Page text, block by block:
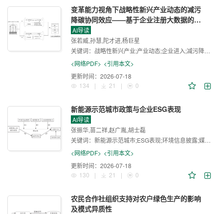
变革能力视角下战略性新兴产业动态的减污
降碳协同效应——基于企业注册大数据的证
据
AI导读
张若威,孙慧,陀才进,杨巨星
关键词： 战略性新兴产业;产业动态;企业进入;减污降碳协同;变革能力
<网络PDF> <引用本文>
更新时间： 2026-07-18
134
| 21 | 0
新能源示范城市政策与企业ESG表现
AI导读
张振华,苗二祥,赵广胤,胡士磊
关键词： 新能源示范城市;ESG表现;环境信息披露;媒体监督;企业创新能力;融资约束
<网络PDF> <引用本文>
更新时间： 2026-07-18
130
| 21 | 0
农民合作社组织支持对农户绿色生产的影响
及模式异质性